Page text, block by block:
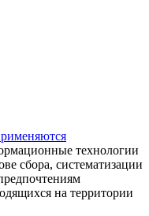
технологии
сбора, систематизации
на территории